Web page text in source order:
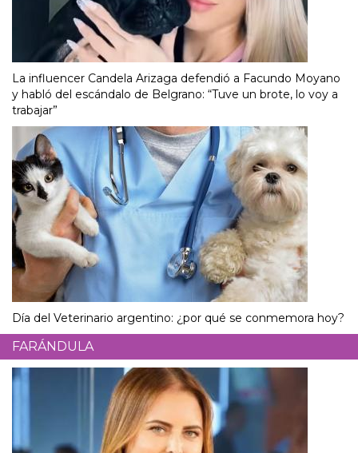
La influencer Candela Arizaga defendió a Facundo Moyano
y habló del escándalo de Belgrano: “Tuve un brote, lo voy a
trabajar”
Día del Veterinario argentino: ¿por qué se conmemora hoy?
FARÁNDULA